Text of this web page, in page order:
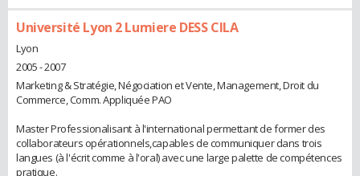
Université Lyon 2 Lumiere DESS CILA
Lyon
2005 - 2007
Marketing & Stratégie, Négociation et Vente, Management, Droit du
Commerce, Comm. Appliquée PAO
Master Professionalisant à l'international permettant de former des
collaborateurs opérationnels,capables de communiquer dans trois
langues (à l'écrit comme à l'oral) avec une large palette de compétences
pratique.